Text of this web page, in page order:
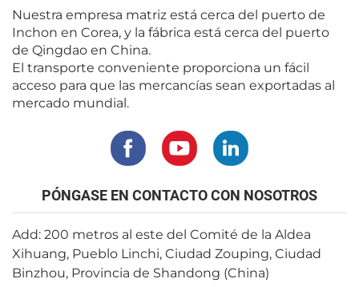
Nuestra empresa matriz está cerca del puerto de
Inchon en Corea, y la fábrica está cerca del puerto
de Qingdao en China.
El transporte conveniente proporciona un fácil
acceso para que las mercancías sean exportadas al
mercado mundial.
PÓNGASE EN CONTACTO CON NOSOTROS
Add: 200 metros al este del Comité de la Aldea
Xihuang, Pueblo Linchi, Ciudad Zouping, Ciudad
Binzhou, Provincia de Shandong (China)